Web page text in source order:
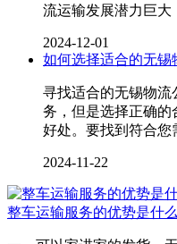
流运输发展潜力巨
2024-12-01
如何选择适合的无锡
寻找适合的无锡物流
务，但是选择正确的
好处。要找到符合
2024-11-22
整车运输服务的优势是什